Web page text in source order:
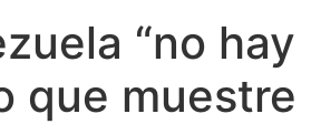
“no hay
que muestre